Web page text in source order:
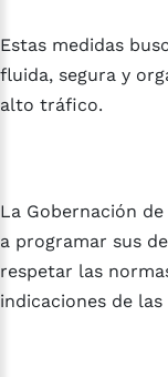
Estas medidas
fluida, segura y
alto tráfico.
La Gobernación
a programar sus
respetar las
indicaciones de